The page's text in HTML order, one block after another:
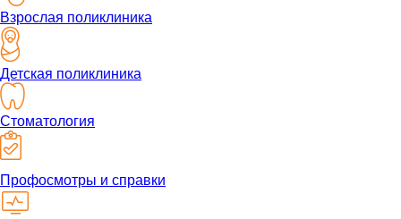
Взрослая поликлиника
Детская поликлиника
Стоматология
Профосмотры и справки